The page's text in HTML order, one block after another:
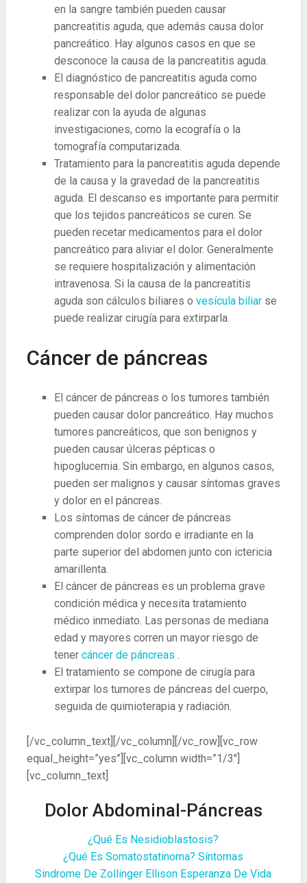
en la sangre también pueden causar
pancreatitis aguda, que además causa dolor
pancreático. Hay algunos casos en que se
desconoce la causa de la pancreatitis aguda.
El diagnóstico de pancreatitis aguda como
responsable del dolor pancreático se puede
realizar con la ayuda de algunas
investigaciones, como la ecografía o la
tomografía computarizada.
Tratamiento para la pancreatitis aguda depende
de la causa y la gravedad de la pancreatitis
aguda. El descanso es importante para permitir
que los tejidos pancreáticos se curen. Se
pueden recetar medicamentos para el dolor
pancreático para aliviar el dolor. Generalmente
se requiere hospitalización y alimentación
intravenosa. Si la causa de la pancreatitis
aguda son cálculos biliares o vesícula biliar se
puede realizar cirugía para extirparla.
Cáncer de páncreas
El cáncer de páncreas o los tumores también
pueden causar dolor pancreático. Hay muchos
tumores pancreáticos, que son benignos y
pueden causar úlceras pépticas o
hipoglucemia. Sin embargo, en algunos casos,
pueden ser malignos y causar síntomas graves
y dolor en el páncreas.
Los síntomas de cáncer de páncreas
comprenden dolor sordo e irradiante en la
parte superior del abdomen junto con ictericia
amarillenta.
El cáncer de páncreas es un problema grave
condición médica y necesita tratamiento
médico inmediato. Las personas de mediana
edad y mayores corren un mayor riesgo de
tener cáncer de páncreas .
El tratamiento se compone de cirugía para
extirpar los tumores de páncreas del cuerpo,
seguida de quimioterapia y radiación.
[/vc_column_text][/vc_column][/vc_row][vc_row
equal_height=”yes”][vc_column width=”1/3″]
[vc_column_text]
Dolor Abdominal-Páncreas
¿Qué Es Nesidioblastosis?
¿Qué Es Somatostatinoma? Síntomas
Sindrome De Zollinger Ellison Esperanza De Vida